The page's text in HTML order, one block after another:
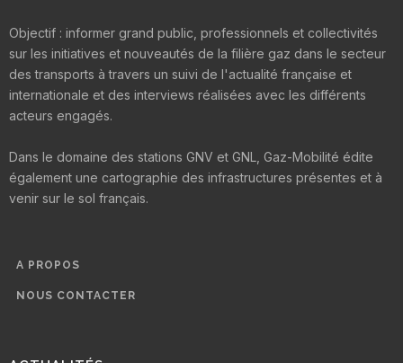
Objectif : informer grand public, professionnels et collectivités
sur les initiatives et nouveautés de la filière gaz dans le secteur
des transports à travers un suivi de l'actualité française et
internationale et des interviews réalisées avec les différents
acteurs engagés.
Dans le domaine des stations GNV et GNL, Gaz-Mobilité édite
également une cartographie des infrastructures présentes et à
venir sur le sol français.
A PROPOS
NOUS CONTACTER